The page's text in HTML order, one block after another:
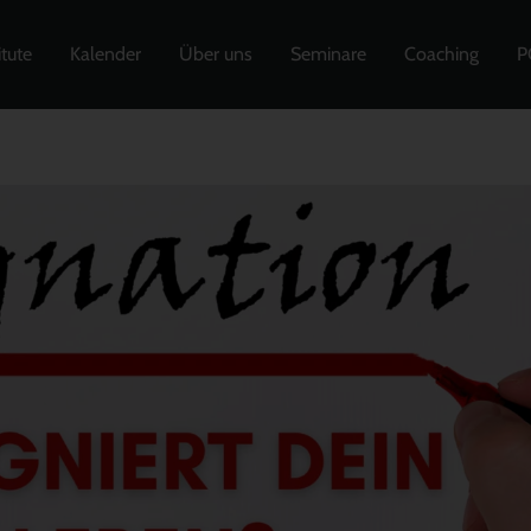
Kalender Über uns Seminare Coaching